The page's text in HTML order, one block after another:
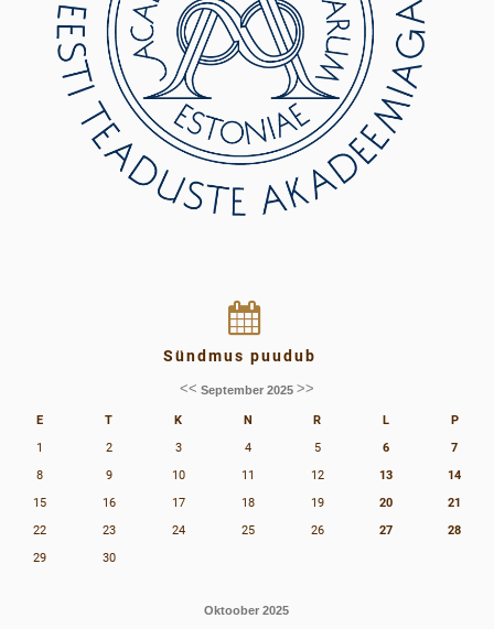
Sündmus puudub
<< September 2025 >>
E T K N R L
P
1
2 3 4 5 6
7
8
9 10 11 12 13
14
15
16 17 18 19 20
21
22
23 24 25 26 27
28
29
30
Oktoober 2025